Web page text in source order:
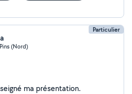
Particulier
(Nord)
Je n'ai pas encore renseigné ma présentation.